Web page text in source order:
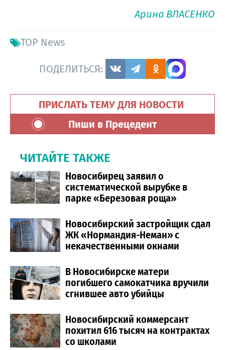
Арина ВЛАСЕНКО
TOP News
ПОДЕЛИТЬСЯ:
ПРИСЛАТЬ ТЕМУ ДЛЯ НОВОСТИ
Пиши в Прецедент
ЧИТАЙТЕ ТАКЖЕ
Новосибирец заявил о
систематической вырубке в
парке «Березовая роща»
Новосибирский застройщик сдал
ЖК «Нормандия-Неман» с
некачественными окнами
В Новосибирске матери
погибшего самокатчика вручили
сгнившее авто убийцы
Новосибирский коммерсант
похитил 616 тысяч на контрактах
со школами